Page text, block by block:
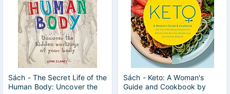
Sách - The Secret Life of the
Human Body: Uncover the
Sách - Keto: A Woman's
Guide and Cookbook by